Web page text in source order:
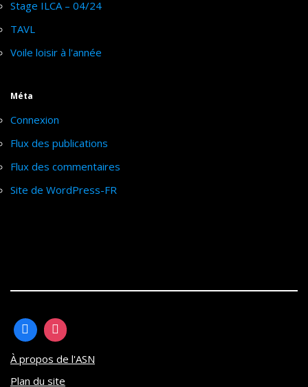
Stage ILCA – 04/24
TAVL
Voile loisir à l'année
Méta
Connexion
Flux des publications
Flux des commentaires
Site de WordPress-FR
À propos de l'ASN
Plan du site